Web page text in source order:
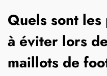
Quels sont
à éviter lors
maillots de